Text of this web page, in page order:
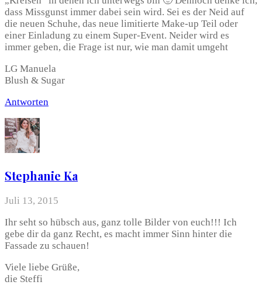
dass Missgunst immer dabei sein wird. Sei es der Neid auf
die neuen Schuhe, das neue limitierte Make-up Teil oder
einer Einladung zu einem Super-Event. Neider wird es
immer geben, die Frage ist nur, wie man damit umgeht
LG Manuela
Blush & Sugar
Antworten
Stephanie Ka
Juli 13, 2015
Ihr seht so hübsch aus, ganz tolle Bilder von euch!!! Ich
gebe dir da ganz Recht, es macht immer Sinn hinter die
Fassade zu schauen!
Viele liebe Grüße,
die Steffi